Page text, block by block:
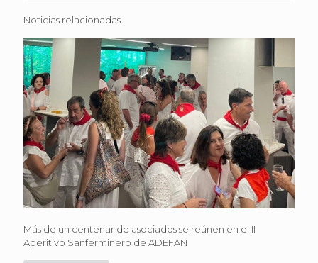
Noticias relacionadas
Más de un centenar de asociados se reúnen en el II
Aperitivo Sanferminero de ADEFAN